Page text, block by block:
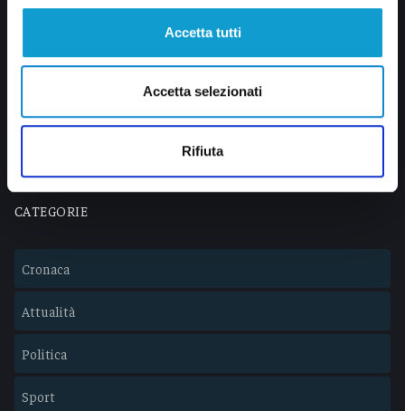
Accetta tutti
Accetta selezionati
Rifiuta
Lavora con noi
CATEGORIE
Cronaca
Attualità
Politica
Sport